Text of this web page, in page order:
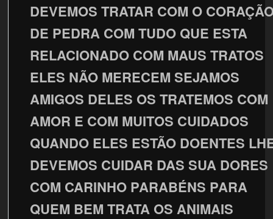
DEVEMOS TRATAR COM O
DE PEDRA COM TUDO QUE ESTA
RELACIONADO COM MAUS TRATOS
ELES NÃO MERECEM SEJAMOS
AMIGOS DELES OS TRATEMOS COM
AMOR E COM MUITOS CUIDADOS
QUANDO ELES ESTÃO DOENTES
DEVEMOS CUIDAR DAS SUA DORES
COM CARINHO PARABÉNS PARA
QUEM BEM TRATA OS ANIMAIS